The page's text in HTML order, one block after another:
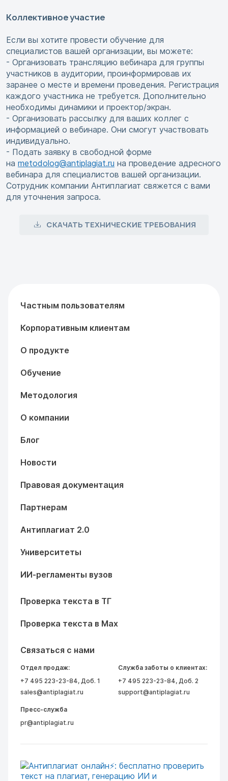
Коллективное участие
Если вы хотите провести обучение для
специалистов вашей организации, вы можете:
- Организовать трансляцию вебинара для группы
участников в аудитории, проинформировав их
заранее о месте и времени проведения. Регистрация
каждого участника не требуется. Дополнительно
необходимы динамики и проектор/экран.
- Организовать рассылку для ваших коллег с
информацией о вебинаре. Они смогут участвовать
индивидуально.
- Подать заявку в свободной форме
на metodolog@antiplagiat.ru на проведение адресного
вебинара для специалистов вашей организации.
Сотрудник компании Антиплагиат свяжется с вами
для уточнения запроса.
СКАЧАТЬ ТЕХНИЧЕСКИЕ ТРЕБОВАНИЯ
Частным пользователям
Корпоративным клиентам
О продукте
Обучение
Методология
О компании
Блог
Новости
Правовая документация
Партнерам
Антиплагиат 2.0
Университеты
ИИ-регламенты вузов
Проверка текста в ТГ
Проверка текста в Max
Связаться с нами
Отдел продаж:
+7 495 223-23-84, Доб. 1
sales@antiplagiat.ru
Служба заботы о клиентах:
+7 495 223-23-84, Доб. 2
support@antiplagiat.ru
Пресс-служба
pr@antiplagiat.ru